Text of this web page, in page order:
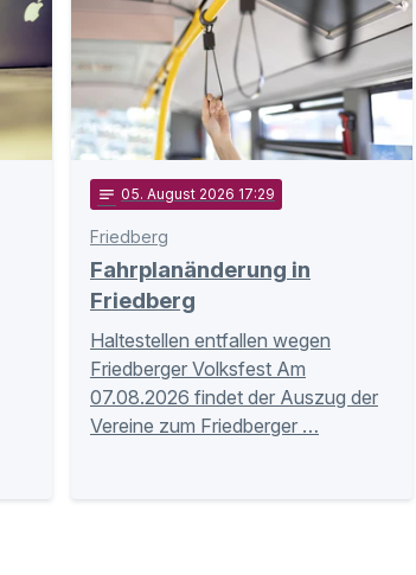
notes 05. August 2026 17:29
Friedberg
Fahrplanänderung in
Friedberg
Haltestellen entfallen wegen
Friedberger Volksfest Am
07.08.2026 findet der Auszug der
Vereine zum Friedberger …